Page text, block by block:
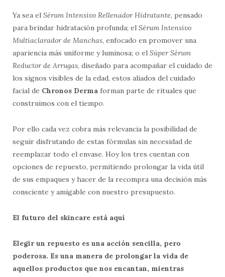
Ya sea el Sérum Intensivo Rellenador Hidratante, pensado
para brindar hidratación profunda; el Sérum Intensivo
Multiaclarador de Manchas, enfocado en promover una
apariencia más uniforme y luminosa; o el Súper Sérum
Reductor de Arrugas, diseñado para acompañar el cuidado de
los signos visibles de la edad, estos aliados del cuidado
facial de Chronos Derma forman parte de rituales que
construimos con el tiempo.
Por ello cada vez cobra más relevancia la posibilidad de
seguir disfrutando de estas fórmulas sin necesidad de
reemplazar todo el envase. Hoy los tres cuentan con
opciones de repuesto, permitiendo prolongar la vida útil
de sus empaques y hacer de la recompra una decisión más
consciente y amigable con nuestro presupuesto.
El futuro del skincare está aquí
Elegir un repuesto es una acción sencilla, pero
poderosa. Es una manera de prolongar la vida de
aquellos productos que nos encantan, mientras